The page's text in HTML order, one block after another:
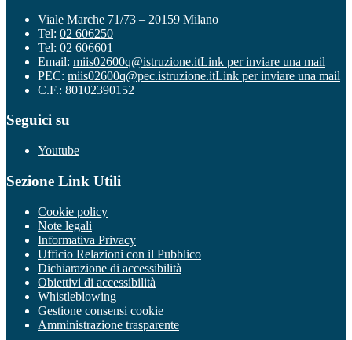
Viale Marche 71/73 – 20159 Milano
Tel: 02 606250
Tel: 02 606601
Email: miis02600q@istruzione.itLink per inviare una mail
PEC: miis02600q@pec.istruzione.itLink per inviare una mail
C.F.: 80102390152
Seguici su
Youtube
Sezione Link Utili
Cookie policy
Note legali
Informativa Privacy
Ufficio Relazioni con il Pubblico
Dichiarazione di accessibilità
Obiettivi di accessibilità
Whistleblowing
Gestione consensi cookie
Amministrazione trasparente